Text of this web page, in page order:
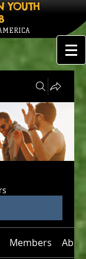
YOUTH
Members About